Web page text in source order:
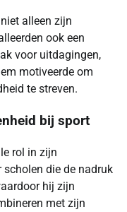
alleen zijn
ook een
voor uitdagingen,
motiveerde om
te streven.
bij sport
rol in zijn
die de nadruk
hij zijn
met zijn